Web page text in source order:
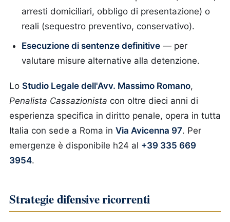
arresti domiciliari, obbligo di presentazione) o
reali (sequestro preventivo, conservativo).
Esecuzione di sentenze definitive — per
valutare misure alternative alla detenzione.
Lo Studio Legale dell'Avv. Massimo Romano,
Penalista Cassazionista con oltre dieci anni di
esperienza specifica in diritto penale, opera in tutta
Italia con sede a Roma in Via Avicenna 97. Per
emergenze è disponibile h24 al +39 335 669
3954.
Strategie difensive ricorrenti